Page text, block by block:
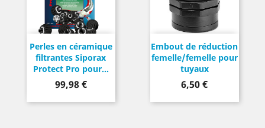
Perles en céramique
filtrantes Siporax
Protect Pro pour...
Prix
99,98 €
Embout de réduction
femelle/femelle pour
tuyaux
Prix
6,50 €